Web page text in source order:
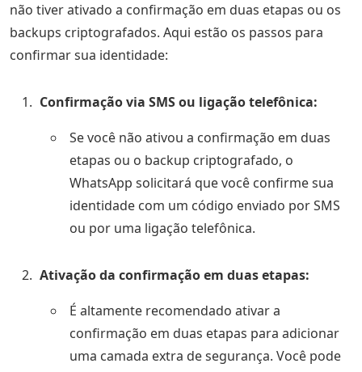
não tiver ativado a confirmação em duas etapas ou os
backups criptografados. Aqui estão os passos para
confirmar sua identidade:
Confirmação via SMS ou ligação telefônica:
Se você não ativou a confirmação em duas
etapas ou o backup criptografado, o
WhatsApp solicitará que você confirme sua
identidade com um código enviado por SMS
ou por uma ligação telefônica.
Ativação da confirmação em duas etapas:
É altamente recomendado ativar a
confirmação em duas etapas para adicionar
uma camada extra de segurança. Você pode